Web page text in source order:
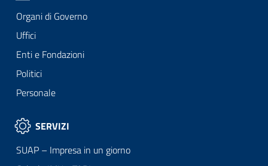
Organi di Governo
Uffici
Enti e Fondazioni
Politici
Personale
SERVIZI
SUAP – Impresa in un giorno